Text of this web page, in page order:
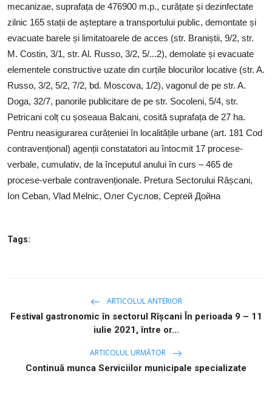
mecanizaе, suprafața de 476900 m.p., curățate și dezinfectate
zilnic 165 stații de așteptare a transportului public, demontate și
evacuate barele și limitatoarele de acces (str. Braniștii, 9/2, str.
M. Costin, 3/1, str. Al. Russo, 3/2, 5/...2), demolate și evacuate
elementele constructive uzate din curțile blocurilor locative (str. A.
Russo, 3/2, 5/2, 7/2, bd. Moscova, 1/2), vagonul de pe str. A.
Doga, 32/7, panorile publicitare de pe str. Socoleni, 5/4, str.
Petricani colț cu șoseaua Balcani, cosită suprafața de 27 ha.
Pentru neasigurarea curățeniei în localitățile urbane (art. 181 Cod
contravențional) agenții constatatori au întocmit 17 procese-
verbale, cumulativ, de la începutul anului în curs – 465 de
procese-verbale contravenționale. Pretura Sectorului Râșcani,
Ion Ceban, Vlad Melnic, Олег Суслов, Сергей Дойна
Tags:
ARTICOLUL ANTERIOR
Festival gastronomic în sectorul Rîșcani În perioada 9 – 11
iulie 2021, între or...
ARTICOLUL URMĂTOR
Continuă munca Serviciilor municipale specializate